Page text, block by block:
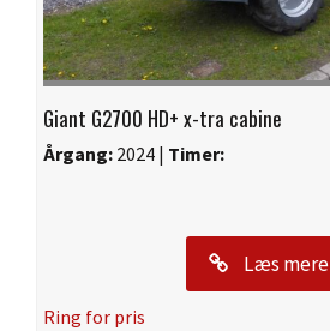
Giant G2700 HD+ x-tra cabine
Årgang: 2024 | Timer:
Læs mere
Ring for pris